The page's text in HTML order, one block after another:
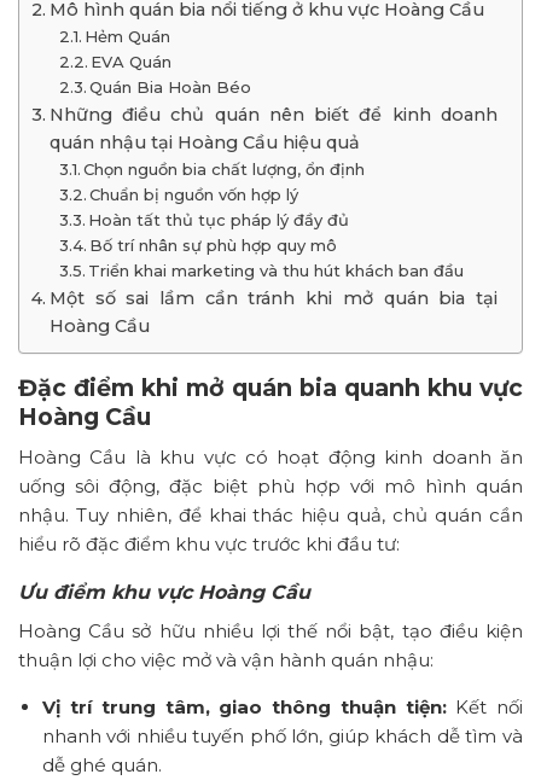
Mô hình quán bia nổi tiếng ở khu vực Hoàng Cầu
Hẻm Quán
EVA Quán
Quán Bia Hoàn Béo
Những điều chủ quán nên biết để kinh doanh
quán nhậu tại Hoàng Cầu hiệu quả
Chọn nguồn bia chất lượng, ổn định
Chuẩn bị nguồn vốn hợp lý
Hoàn tất thủ tục pháp lý đầy đủ
Bố trí nhân sự phù hợp quy mô
Triển khai marketing và thu hút khách ban đầu
Một số sai lầm cần tránh khi mở quán bia tại
Hoàng Cầu
Đặc điểm khi mở quán bia quanh khu vực
Hoàng Cầu
Hoàng Cầu là khu vực có hoạt động kinh doanh ăn
uống sôi động, đặc biệt phù hợp với mô hình quán
nhậu. Tuy nhiên, để khai thác hiệu quả, chủ quán cần
hiểu rõ đặc điểm khu vực trước khi đầu tư:
Ưu điểm khu vực Hoàng Cầu
Hoàng Cầu sở hữu nhiều lợi thế nổi bật, tạo điều kiện
thuận lợi cho việc mở và vận hành quán nhậu:
Vị trí trung tâm, giao thông thuận tiện:Kết nối
nhanh với nhiều tuyến phố lớn, giúp khách dễ tìm và
dễ ghé quán.